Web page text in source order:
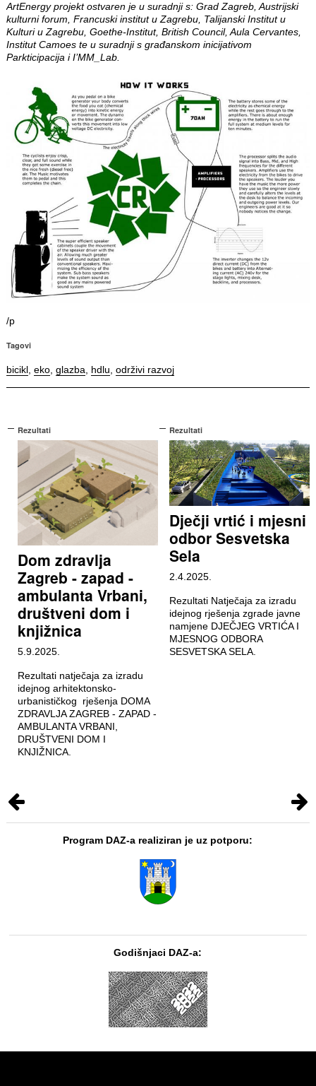
ArtEnergy projekt ostvaren je u suradnji s: Grad Zagreb, Austrijski
kulturni forum, Francuski institut u Zagrebu, Talijanski Institut u
Kulturi u Zagrebu, Goethe-Institut, British Council, Aula Cervantes,
Institut Camoes te u suradnji s građanskom inicijativom
Parkticipacija i I’MM_Lab.
/p
Tagovi
bicikl, eko, glazba hdlu održivi razvoj
Rezultati
Dom zdravlja
Zagreb - zapad -
ambulanta Vrbani,
društveni dom i
knjižnica
5.9.2025.
Rezultati natječaja za izradu
idejnog arhitektonsko-
urbanističkog rješenja DOMA
ZDRAVLJA ZAGREB - ZAPAD -
AMBULANTA VRBANI,
DRUŠTVENI DOM I
KNJIŽNICA.
Rezultati
Dječji vrtić i mjesni
odbor Sesvetska
Sela
2.4.2025.
Rezultati Natječaja za izradu
idejnog rješenja zgrade javne
namjene DJEČJEG VRTIĆA I
MJESNOG ODBORA
SESVETSKA SELA.
Program DAZ-a realiziran je uz potporu:
Godišnjaci DAZ-a: